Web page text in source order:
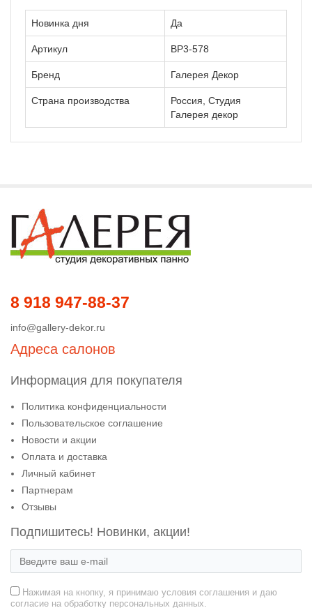
Новинка дня Да
Артикул ВР3-578
Бренд Галерея Декор
Страна производства
Россия, Студия
Галерея декор
8 918 947-88-37
info@gallery-dekor.ru
Адреса салонов
Информация для покупателя
Политика конфиденциальности
Пользовательское соглашение
Новости и акции
Оплата и доставка
Личный кабинет
Партнерам
Отзывы
Подпишитесь! Новинки, акции!
Нажимая на кнопку, я принимаю условия соглашения и даю
согласие на обработку персональных данных.